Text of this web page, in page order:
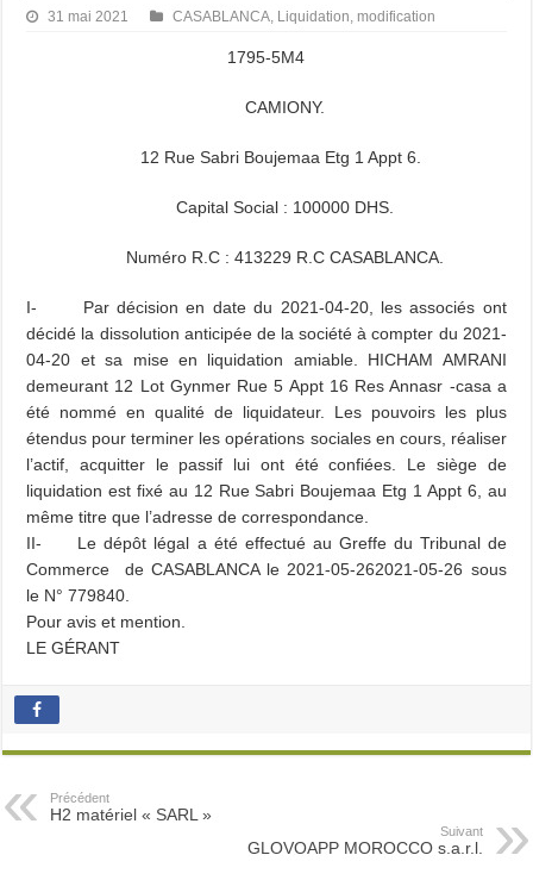
31 mai 2021 CASABLANCA, Liquidation, modification
1795-5M4
CAMIONY.
12 Rue Sabri Boujemaa Etg 1 Appt 6.
Capital Social : 100000 DHS.
Numéro R.C : 413229 R.C CASABLANCA.
I- Par décision en date du 2021-04-20, les associés ont
décidé la dissolution anticipée de la société à compter du 2021-
04-20 et sa mise en liquidation amiable. HICHAM AMRANI
demeurant 12 Lot Gynmer Rue 5 Appt 16 Res Annasr -casa a
été nommé en qualité de liquidateur. Les pouvoirs les plus
étendus pour terminer les opérations sociales en cours, réaliser
l’actif, acquitter le passif lui ont été confiées. Le siège de
liquidation est fixé au 12 Rue Sabri Boujemaa Etg 1 Appt 6, au
même titre que l’adresse de correspondance.
II- Le dépôt légal a été effectué au Greffe du Tribunal de
Commerce de CASABLANCA le 2021-05-262021-05-26 sous
le N° 779840.
Pour avis et mention.
LE GÉRANT
Précédent
H2 matériel « SARL »
Suivant
GLOVOAPP MOROCCO s.a.r.l.